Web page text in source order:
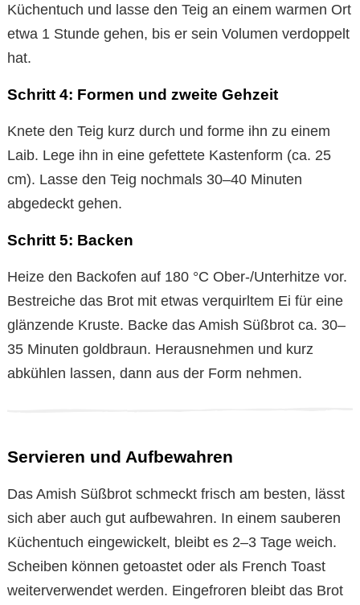
Küchentuch und lasse den Teig an einem warmen Ort
etwa 1 Stunde gehen, bis er sein Volumen verdoppelt
hat.
Schritt 4: Formen und zweite Gehzeit
Knete den Teig kurz durch und forme ihn zu einem
Laib. Lege ihn in eine gefettete Kastenform (ca. 25
cm). Lasse den Teig nochmals 30–40 Minuten
abgedeckt gehen.
Schritt 5: Backen
Heize den Backofen auf 180 °C Ober-/Unterhitze vor.
Bestreiche das Brot mit etwas verquirltem Ei für eine
glänzende Kruste. Backe das Amish Süßbrot ca. 30–
35 Minuten goldbraun. Herausnehmen und kurz
abkühlen lassen, dann aus der Form nehmen.
Servieren und Aufbewahren
Das Amish Süßbrot schmeckt frisch am besten, lässt
sich aber auch gut aufbewahren. In einem sauberen
Küchentuch eingewickelt, bleibt es 2–3 Tage weich.
Scheiben können getoastet oder als French Toast
weiterverwendet werden. Eingefroren bleibt das Brot